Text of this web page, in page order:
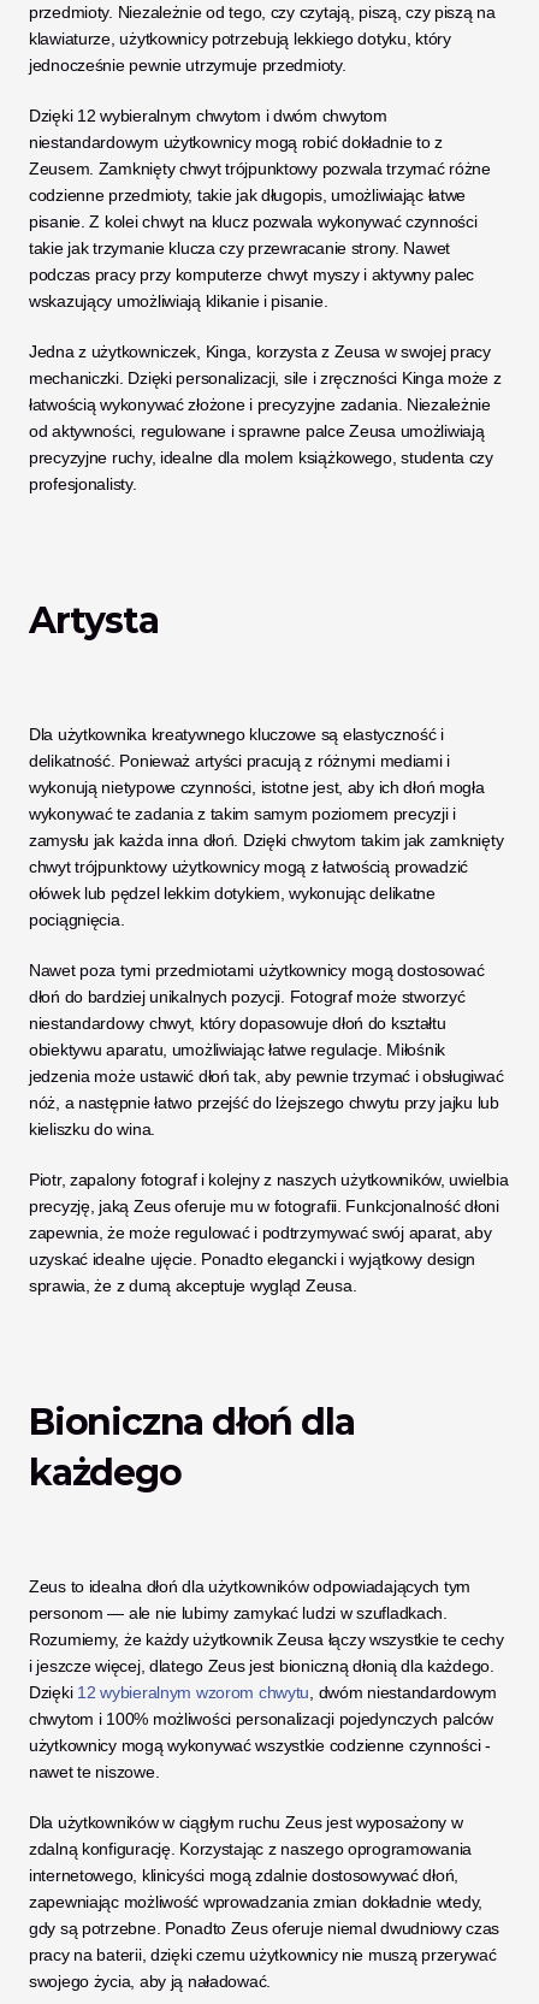
przedmioty. Niezależnie od tego, czy czytają, piszą, czy piszą na
klawiaturze, użytkownicy potrzebują lekkiego dotyku, który
jednocześnie pewnie utrzymuje przedmioty.
Dzięki 12 wybieralnym chwytom i dwóm chwytom
niestandardowym użytkownicy mogą robić dokładnie to z
Zeusem. Zamknięty chwyt trójpunktowy pozwala trzymać różne
codzienne przedmioty, takie jak długopis, umożliwiając łatwe
pisanie. Z kolei chwyt na klucz pozwala wykonywać czynności
takie jak trzymanie klucza czy przewracanie strony. Nawet
podczas pracy przy komputerze chwyt myszy i aktywny palec
wskazujący umożliwiają klikanie i pisanie.
Jedna z użytkowniczek, Kinga, korzysta z Zeusa w swojej pracy
mechaniczki. Dzięki personalizacji, sile i zręczności Kinga może z
łatwością wykonywać złożone i precyzyjne zadania. Niezależnie
od aktywności, regulowane i sprawne palce Zeusa umożliwiają
precyzyjne ruchy, idealne dla molem książkowego, studenta czy
profesjonalisty.
Artysta
Dla użytkownika kreatywnego kluczowe są elastyczność i
delikatność. Ponieważ artyści pracują z różnymi mediami i
wykonują nietypowe czynności, istotne jest, aby ich dłoń mogła
wykonywać te zadania z takim samym poziomem precyzji i
zamysłu jak każda inna dłoń. Dzięki chwytom takim jak zamknięty
chwyt trójpunktowy użytkownicy mogą z łatwością prowadzić
ołówek lub pędzel lekkim dotykiem, wykonując delikatne
pociągnięcia.
Nawet poza tymi przedmiotami użytkownicy mogą dostosować
dłoń do bardziej unikalnych pozycji. Fotograf może stworzyć
niestandardowy chwyt, który dopasowuje dłoń do kształtu
obiektywu aparatu, umożliwiając łatwe regulacje. Miłośnik
jedzenia może ustawić dłoń tak, aby pewnie trzymać i obsługiwać
nóż, a następnie łatwo przejść do lżejszego chwytu przy jajku lub
kieliszku do wina.
Piotr, zapalony fotograf i kolejny z naszych użytkowników, uwielbia
precyzję, jaką Zeus oferuje mu w fotografii. Funkcjonalność dłoni
zapewnia, że może regulować i podtrzymywać swój aparat, aby
uzyskać idealne ujęcie. Ponadto elegancki i wyjątkowy design
sprawia, że z dumą akceptuje wygląd Zeusa.
Bioniczna dłoń dla
każdego
Zeus to idealna dłoń dla użytkowników odpowiadających tym
personom — ale nie lubimy zamykać ludzi w szufladkach.
Rozumiemy, że każdy użytkownik Zeusa łączy wszystkie te cechy
i jeszcze więcej, dlatego Zeus jest bioniczną dłonią dla każdego.
Dzięki 12 wybieralnym wzorom chwytu , dwóm niestandardowym
chwytom i 100% możliwości personalizacji pojedynczych palców
użytkownicy mogą wykonywać wszystkie codzienne czynności -
nawet te niszowe.
Dla użytkowników w ciągłym ruchu Zeus jest wyposażony w
zdalną konfigurację. Korzystając z naszego oprogramowania
internetowego, klinicyści mogą zdalnie dostosowywać dłoń,
zapewniając możliwość wprowadzania zmian dokładnie wtedy,
gdy są potrzebne. Ponadto Zeus oferuje niemal dwudniowy czas
pracy na baterii, dzięki czemu użytkownicy nie muszą przerywać
swojego życia, aby ją naładować.